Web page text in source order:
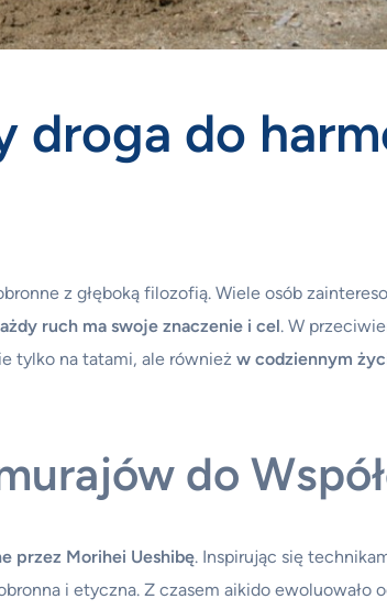
droga do
z głęboką filozofią. Wiele osób
ruch ma swoje znaczenie i cel. W
tylko na tatami, ale również w codziennym
do
przez Morihei Ueshibę. Inspirując się
i etyczna. Z czasem aikido ewoluowało